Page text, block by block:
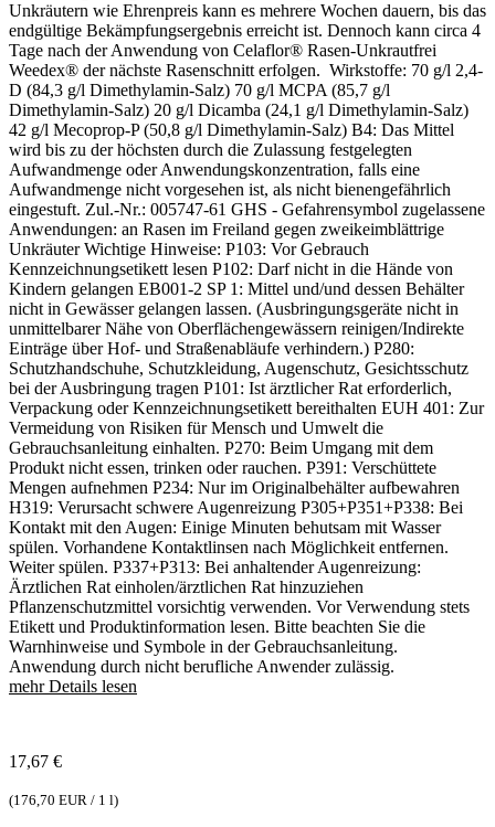
Unkräutern wie Ehrenpreis kann es mehrere Wochen dauern, bis das
endgültige Bekämpfungsergebnis erreicht ist. Dennoch kann circa 4
Tage nach der Anwendung von Celaflor® Rasen-Unkrautfrei
Weedex® der nächste Rasenschnitt erfolgen. Wirkstoffe: 70 g/l 2,4-
D (84,3 g/l Dimethylamin-Salz) 70 g/l MCPA (85,7 g/l
Dimethylamin-Salz) 20 g/l Dicamba (24,1 g/l Dimethylamin-Salz)
42 g/l Mecoprop-P (50,8 g/l Dimethylamin-Salz) B4: Das Mittel
wird bis zu der höchsten durch die Zulassung festgelegten
Aufwandmenge oder Anwendungskonzentration, falls eine
Aufwandmenge nicht vorgesehen ist, als nicht bienengefährlich
eingestuft. Zul.-Nr.: 005747-61 GHS - Gefahrensymbol zugelassene
Anwendungen: an Rasen im Freiland gegen zweikeimblättrige
Unkräuter Wichtige Hinweise: P103: Vor Gebrauch
Kennzeichnungsetikett lesen P102: Darf nicht in die Hände von
Kindern gelangen EB001-2 SP 1: Mittel und/und dessen Behälter
nicht in Gewässer gelangen lassen. (Ausbringungsgeräte nicht in
unmittelbarer Nähe von Oberflächengewässern reinigen/Indirekte
Einträge über Hof- und Straßenabläufe verhindern.) P280:
Schutzhandschuhe, Schutzkleidung, Augenschutz, Gesichtsschutz
bei der Ausbringung tragen P101: Ist ärztlicher Rat erforderlich,
Verpackung oder Kennzeichnungsetikett bereithalten EUH 401: Zur
Vermeidung von Risiken für Mensch und Umwelt die
Gebrauchsanleitung einhalten. P270: Beim Umgang mit dem
Produkt nicht essen, trinken oder rauchen. P391: Verschüttete
Mengen aufnehmen P234: Nur im Originalbehälter aufbewahren
H319: Verursacht schwere Augenreizung P305+P351+P338: Bei
Kontakt mit den Augen: Einige Minuten behutsam mit Wasser
spülen. Vorhandene Kontaktlinsen nach Möglichkeit entfernen.
Weiter spülen. P337+P313: Bei anhaltender Augenreizung:
Ärztlichen Rat einholen/ärztlichen Rat hinzuziehen
Pflanzenschutzmittel vorsichtig verwenden. Vor Verwendung stets
Etikett und Produktinformation lesen. Bitte beachten Sie die
Warnhinweise und Symbole in der Gebrauchsanleitung.
Anwendung durch nicht berufliche Anwender zulässig.
mehr Details lesen
17,67 €
(176,70 EUR / 1 l)